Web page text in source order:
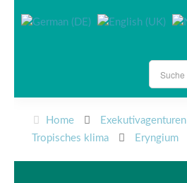
Home
Exekutivagenturen
Tropisches klima
Eryngium